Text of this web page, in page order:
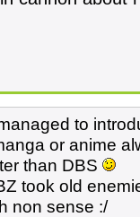
to
or anime
than DBS
took old
non sense :/